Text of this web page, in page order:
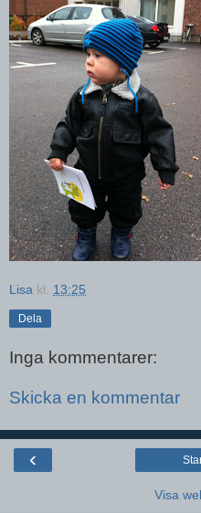
Lisa kl. 13:25
Dela
Inga kommentarer:
Skicka en kommentar
‹
Visa